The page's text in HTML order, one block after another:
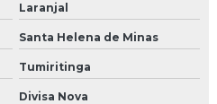
Laranjal
Santa Helena de Minas
Tumiritinga
Divisa Nova